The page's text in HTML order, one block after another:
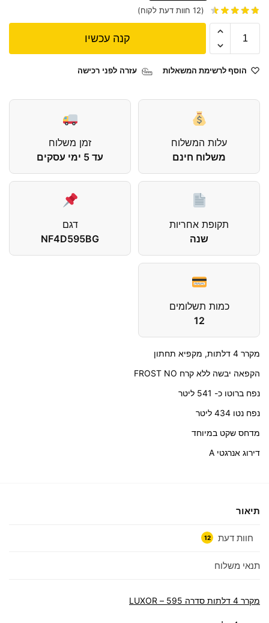
(
12 חוות דעת לקוח)
קנה עכשיו
הוסף לרשימת המשאלות עזרה לפני רכישה
עלות המשלוח
משלוח חינם
זמן משלוח
עד 5 ימי עסקים
תקופת אחריות
שנה
דגם
NF4D595BG
כמות תשלומים
12
מקרר 4 דלתות, מקפיא תחתון
הקפאה יבשה ללא קרח FROST NO
נפח ברוטו כ- 541 ליטר
נפח נטו 434 ליטר
מדחס שקט במיוחד
דירוג אנרגטי A
תיאור
חוות דעת 12
תנאי משלוח
מקרר 4 דלתות סדרה 595 – LUXOR